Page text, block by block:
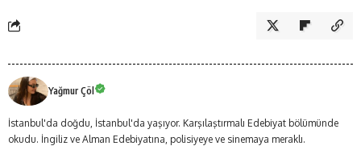
Yağmur Çöl
İstanbul'da doğdu, İstanbul'da yaşıyor. Karşılaştırmalı Edebiyat bölümünde
okudu. İngiliz ve Alman Edebiyatına, polisiyeye ve sinemaya meraklı.